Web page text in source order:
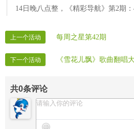
14日晚八点整，《精彩导航》第2期
上一个活动 每周之星第42期
下一个活动 《雪花儿飘》歌曲翻唱
共0条评论